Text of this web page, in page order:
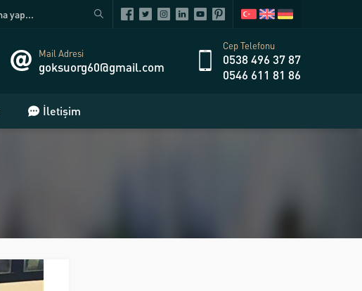
Mail Adresi
goksuorg60@gmail.com
Cep Telefonu
0538 496 37 87
0546 611 81 86
İletişim